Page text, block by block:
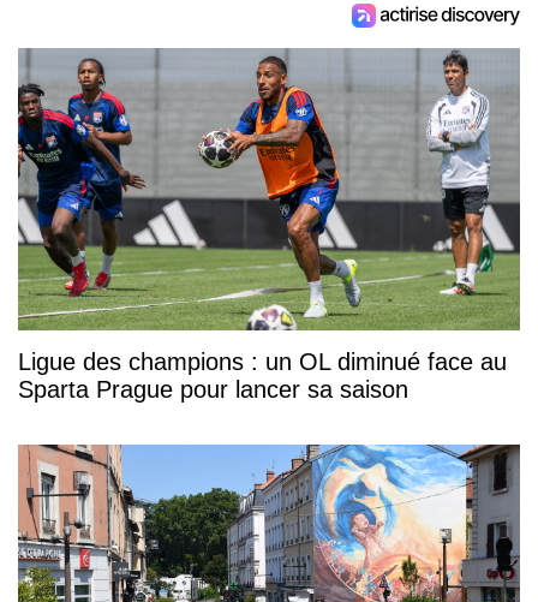
Ligue des champions : un OL diminué face au
Sparta Prague pour lancer sa saison